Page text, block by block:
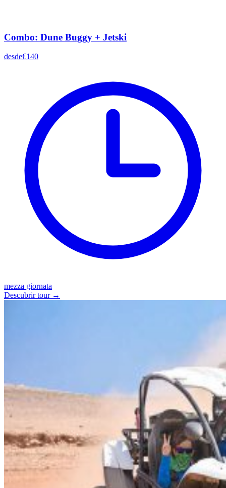
Combo: Dune Buggy + Jetski
desde€140
mezza giornata
Descubrir tour →